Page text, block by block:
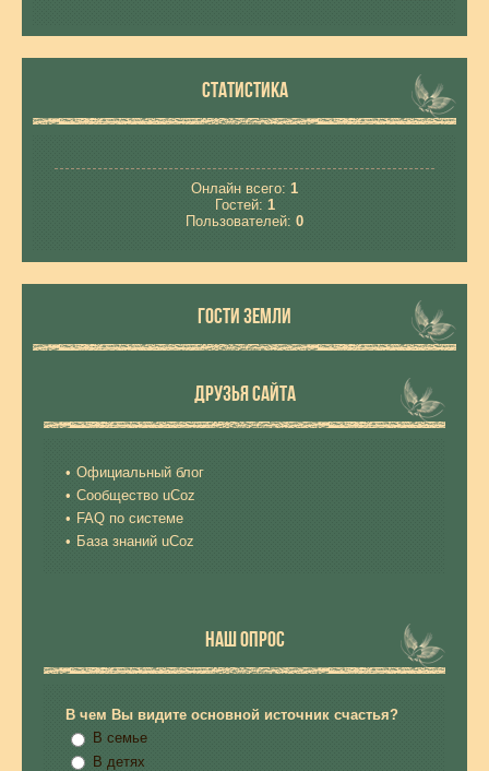
СТАТИСТИКА
Онлайн всего: 1
Гостей: 1
Пользователей: 0
ГОСТИ ЗЕМЛИ
ДРУЗЬЯ САЙТА
Официальный блог
Сообщество uCoz
FAQ по системе
База знаний uCoz
НАШ ОПРОС
В чем Вы видите основной источник счастья?
В семье
В детях